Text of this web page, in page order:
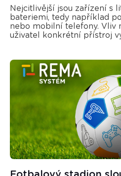
Nejcitlivější jsou zařízení s
bateriemi, tedy například
nebo mobilní telefony. Vliv
uživatel konkrétní přístroj